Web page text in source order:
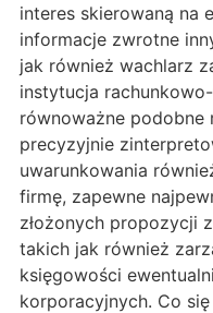
interes skierowaną na
informacje zwrotne
jak również wachlarz
instytucja
równoważne podobne
precyzyjnie
uwarunkowania
firmę, zapewne
złożonych propozycji
takich jak również
księgowości
korporacyjnych. Co